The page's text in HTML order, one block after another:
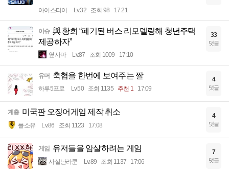
아이스티이 Lv.32 조회 98 17:21
이슈 與 황희 “폐기된 버스 리모델링해 청년주택
제공하자”
옆사마 Lv.87 조회 1009 17:10
33
댓글
유머 축협을 한번에 보여주는 짤
하루5프로 Lv.50 조회 1135 추천 1 17:09
4
댓글
계층 미국판 오징어게임 제작 취소
풀소유 Lv.86 조회 1123 17:08
4
댓글
게임 유저들을 암살하려는 게임
사실난라쿤 Lv.89 조회 1137 17:06
7
댓글